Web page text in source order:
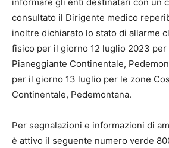
consultato il Dirigente medico
inoltre dichiarato lo stato di allarme
fisico per il giorno 12 luglio 2023 per
Pianeggiante Continentale,
per il giorno 13 luglio per le zone
Continentale, Pedemontana.
Per segnalazioni e informazioni di
è attivo il seguente numero verde